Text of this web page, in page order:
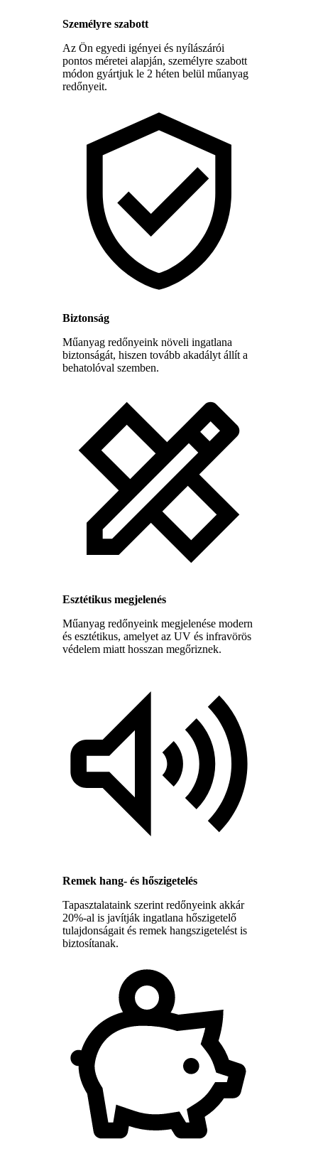
Személyre szabott
Az Ön egyedi igényei és nyílászárói
pontos méretei alapján, személyre szabott
módon gyártjuk le 2 héten belül műanyag
redőnyeit.
Biztonság
Műanyag redőnyeink növeli ingatlana
biztonságát, hiszen tovább akadályt állít a
behatolóval szemben.
Esztétikus megjelenés
Műanyag redőnyeink megjelenése modern
és esztétikus, amelyet az UV és infravörös
védelem miatt hosszan megőriznek.
Remek hang- és hőszigetelés
Tapasztalataink szerint redőnyeink akkár
20%-al is javítják ingatlana hőszigetelő
tulajdonságait és remek hangszigetelést is
biztosítanak.